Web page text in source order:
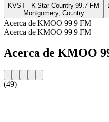
KVST - K-Star Country 99.7 FM
Montgomery, Country
Acerca de KMOO 99.9 FM
Acerca de KMOO 99.9 FM
Acerca de KMOO
(49)